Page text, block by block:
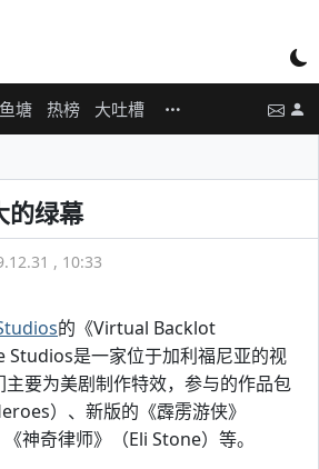
鱼塘 热榜 大吐槽
的绿幕
, 10:33
的《Virtual Backlot
是一家位于加利福尼亚的视
要为美剧制作特效，参与的作品包
）、新版的《霹雳游侠》
神奇律师》（Eli Stone）等。